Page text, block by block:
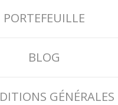
PORTEFEUILLE
BLOG
GÉNÉRALES